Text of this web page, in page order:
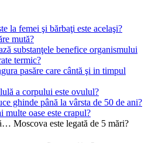
la femei şi bărbaţi este acelaşi?
mută?
substanţele benefice organismului
termic?
pasăre care cântă şi in timpul
a corpului este ovulul?
ghinde până la vârsta de 50 de ani?
oase este crapul?
Moscova este legată de 5 mări?